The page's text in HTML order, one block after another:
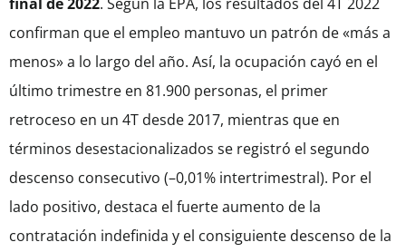
confirman que el empleo mantuvo un patrón de«más a
menos»a lo largo del año. Así, la ocupación cayó en el
último trimestre en 81.900 personas, el primer
retroceso en un 4T desde 2017, mientras que en
términos desestacionalizados se registró el segundo
descenso consecutivo (–0,01% intertrimestral). Por el
lado positivo, destaca el fuerte aumento de la
contratación indefinida y el consiguiente descenso de la